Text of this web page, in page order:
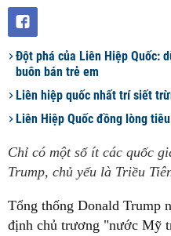
Đột phá của Liên Hiệp Quốc:
buôn bán trẻ em
Liên hiệp quốc nhất trí siết
Liên Hiệp Quốc đồng lòng
Chỉ có một số ít các quốc
Trump, chủ yếu là Triều
Tổng thống Donald Trump
định chủ trương "nước Mỹ